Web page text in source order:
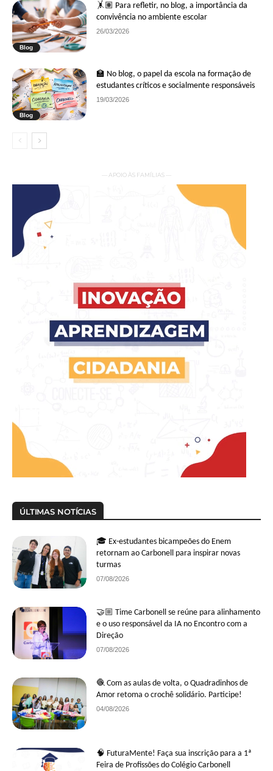
Blog
🤸🏽 Para refletir, no blog, a importância da
convivência no ambiente escolar
26/03/2026
Blog
🏫 No blog, o papel da escola na formação de
estudantes críticos e socialmente responsáveis
19/03/2026
— APOIO ÀS FAMÍLIAS —
ÚLTIMAS NOTÍCIAS
🎓 Ex-estudantes bicampeões do Enem
retornam ao Carbonell para inspirar novas
turmas
07/08/2026
🤝🏼 Time Carbonell se reúne para alinhamento
e o uso responsável da IA no Encontro com a
Direção
07/08/2026
🧶 Com as aulas de volta, o Quadradinhos de
Amor retoma o crochê solidário. Participe!
04/08/2026
🧠 FuturaMente! Faça sua inscrição para a 1ª
Feira de Profissões do Colégio Carbonell